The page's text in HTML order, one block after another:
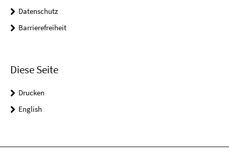
Datenschutz
Barrierefreiheit
Diese Seite
Drucken
English